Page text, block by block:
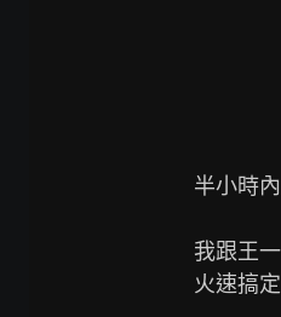
半小時
我跟王
火速搞